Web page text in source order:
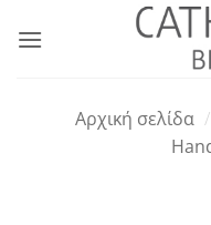
στο
Αρχική σελίδα /